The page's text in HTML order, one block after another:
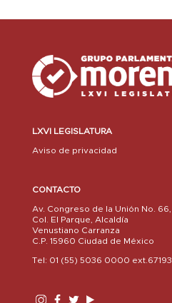
LXVI LEGISLATURA
Aviso de privacidad
CONTACTO
Av. Congreso de la Unión No. 66,
Col. El Parque, Alcaldía
Venustiano Carranza
C.P. 15960 Ciudad de México
Tel: 01 (55) 5036 0000 ext.67193